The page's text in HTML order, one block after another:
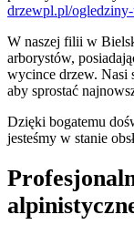
drzewpl.pl/
W naszej filii w
arborystów,
wycince drzew. Nasi
aby sprostać
Dzięki bogatemu
jesteśmy w stanie